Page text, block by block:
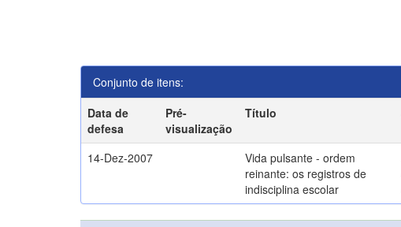
Conjunto de itens:
Data de
defesa
Pré-
visualização
Título
14-Dez-2007
Vida pulsante - ordem
reinante: os registros de
indisciplina escolar